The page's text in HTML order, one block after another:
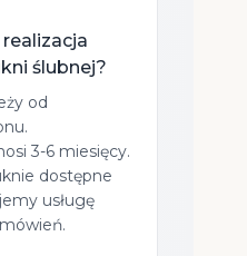
ślubnej?
od
3-6 miesięcy.
dostępne
usługę